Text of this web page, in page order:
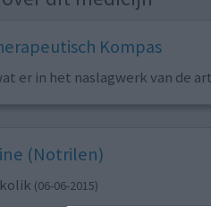
Kompas
er in het naslagwerk van de
(Notrilen)
(06-06-2015)